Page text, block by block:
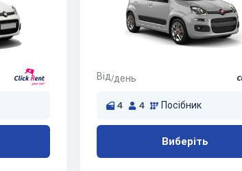
Від/день
4 4 Посібник
Виберіть